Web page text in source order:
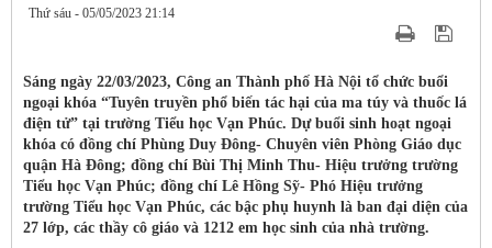
Thứ sáu - 05/05/2023 21:14
Sáng ngày 22/03/2023, Công an Thành phố Hà Nội tổ chức buổi
ngoại khóa “Tuyên truyền phổ biến tác hại của ma túy và thuốc lá
điện tử” tại trường Tiểu học Vạn Phúc. Dự buổi sinh hoạt ngoại
khóa có đồng chí Phùng Duy Đông- Chuyên viên Phòng Giáo dục
quận Hà Đông; đồng chí Bùi Thị Minh Thu- Hiệu trưởng trường
Tiểu học Vạn Phúc; đồng chí Lê Hồng Sỹ- Phó Hiệu trưởng
trường Tiểu học Vạn Phúc, các bậc phụ huynh là ban đại diện của
27 lớp, các thầy cô giáo và 1212 em học sinh của nhà trường.